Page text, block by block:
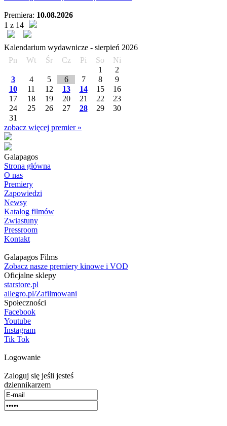
Premiera: 10.08.2026
1 z 14
Kalendarium wydawnicze - sierpień 2026
Pn
Wt Śr Cz Pi So
Ni
1
2
3
4 5 6 7 8
9
10
11 12 13 14 15
16
17
18 19 20 21 22
23
24
25 26 27 28 29
30
31
zobacz więcej premier »
Galapagos
Strona główna
O nas
Premiery
Zapowiedzi
Newsy
Katalog filmów
Zwiastuny
Pressroom
Kontakt
Galapagos Films
Zobacz nasze premiery kinowe i VOD
Oficjalne sklepy
starstore.pl
allegro.pl/Zafilmowani
Społeczności
Facebook
Youtube
Instagram
Tik Tok
Logowanie
Zaloguj się jeśli jesteś
dziennikarzem